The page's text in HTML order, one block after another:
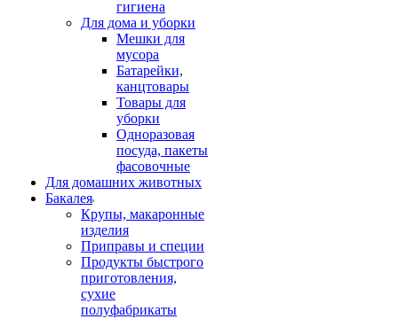
гигиена
Для дома и уборки
Мешки для
мусора
Батарейки,
канцтовары
Товары для
уборки
Одноразовая
посуда, пакеты
фасовочные
Для домашних животных
Бакалея
Крупы, макаронные
изделия
Приправы и специи
Продукты быстрого
приготовления,
сухие
полуфабрикаты